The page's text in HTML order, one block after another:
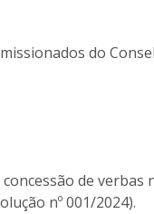
do
de verbas
nº 001/2024).